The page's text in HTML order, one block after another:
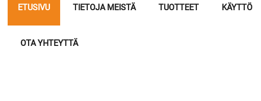
ETUSIVU TIETOJA MEISTÄ TUOTTEET KÄYTTÖ
OTA YHTEYTTÄ